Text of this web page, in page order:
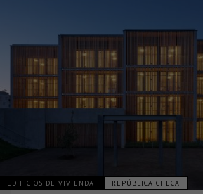
EDIFICIOS DE VIVIENDA REPÚBLICA CHECA